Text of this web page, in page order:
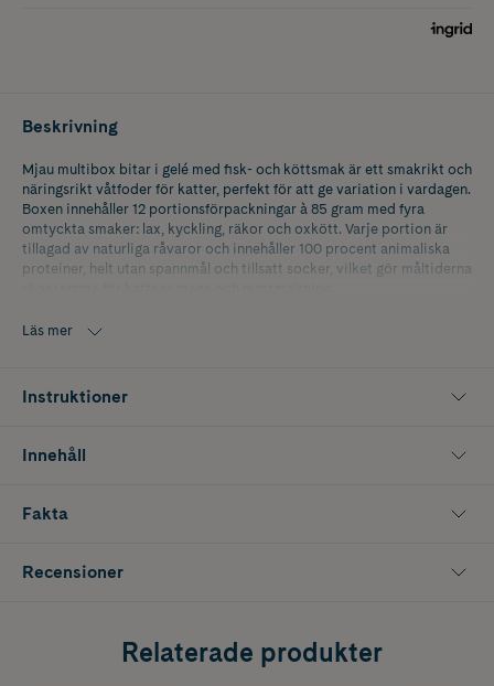
Beskrivning
Mjau multibox bitar i gelé med fisk- och köttsmak är ett smakrikt och
näringsrikt våtfoder för katter, perfekt för att ge variation i vardagen.
Boxen innehåller 12 portionsförpackningar à 85 gram med fyra
omtyckta smaker: lax, kyckling, räkor och oxkött. Varje portion är
tillagad av naturliga råvaror och innehåller 100 procent animaliska
proteiner, helt utan spannmål och tillsatt socker, vilket gör måltiderna
De saftiga bitarna i gelé är lätta att servera och ger en balanserad och
Läs mer
Instruktioner
Innehåll
Fakta
Recensioner
Relaterade produkter